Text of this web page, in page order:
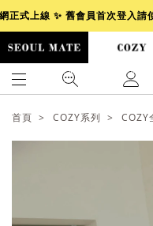
正式上線 ✨ 舊會員首次登入
首頁 COZY系列 COZY